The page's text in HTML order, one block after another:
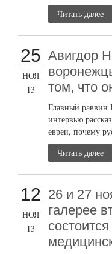
Читать далее
25
НОЯ
13
Авигдор
том, что
Главный раввин
интервью
евреи, почему
Читать далее
12
НОЯ
13
26 и 27
галерее